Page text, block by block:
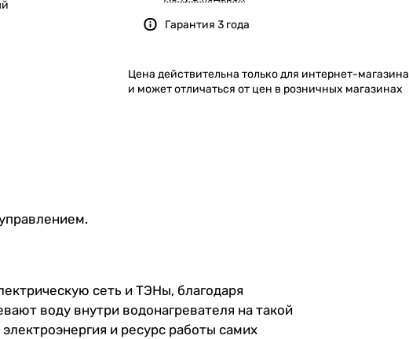
Гарантия 3 года
Цена действительна только для интернет-магазина
и может отличаться от цен в розничных магазинах
сеть и ТЭНы, благодаря
воду внутри водонагревателя на такой
и ресурс работы самих